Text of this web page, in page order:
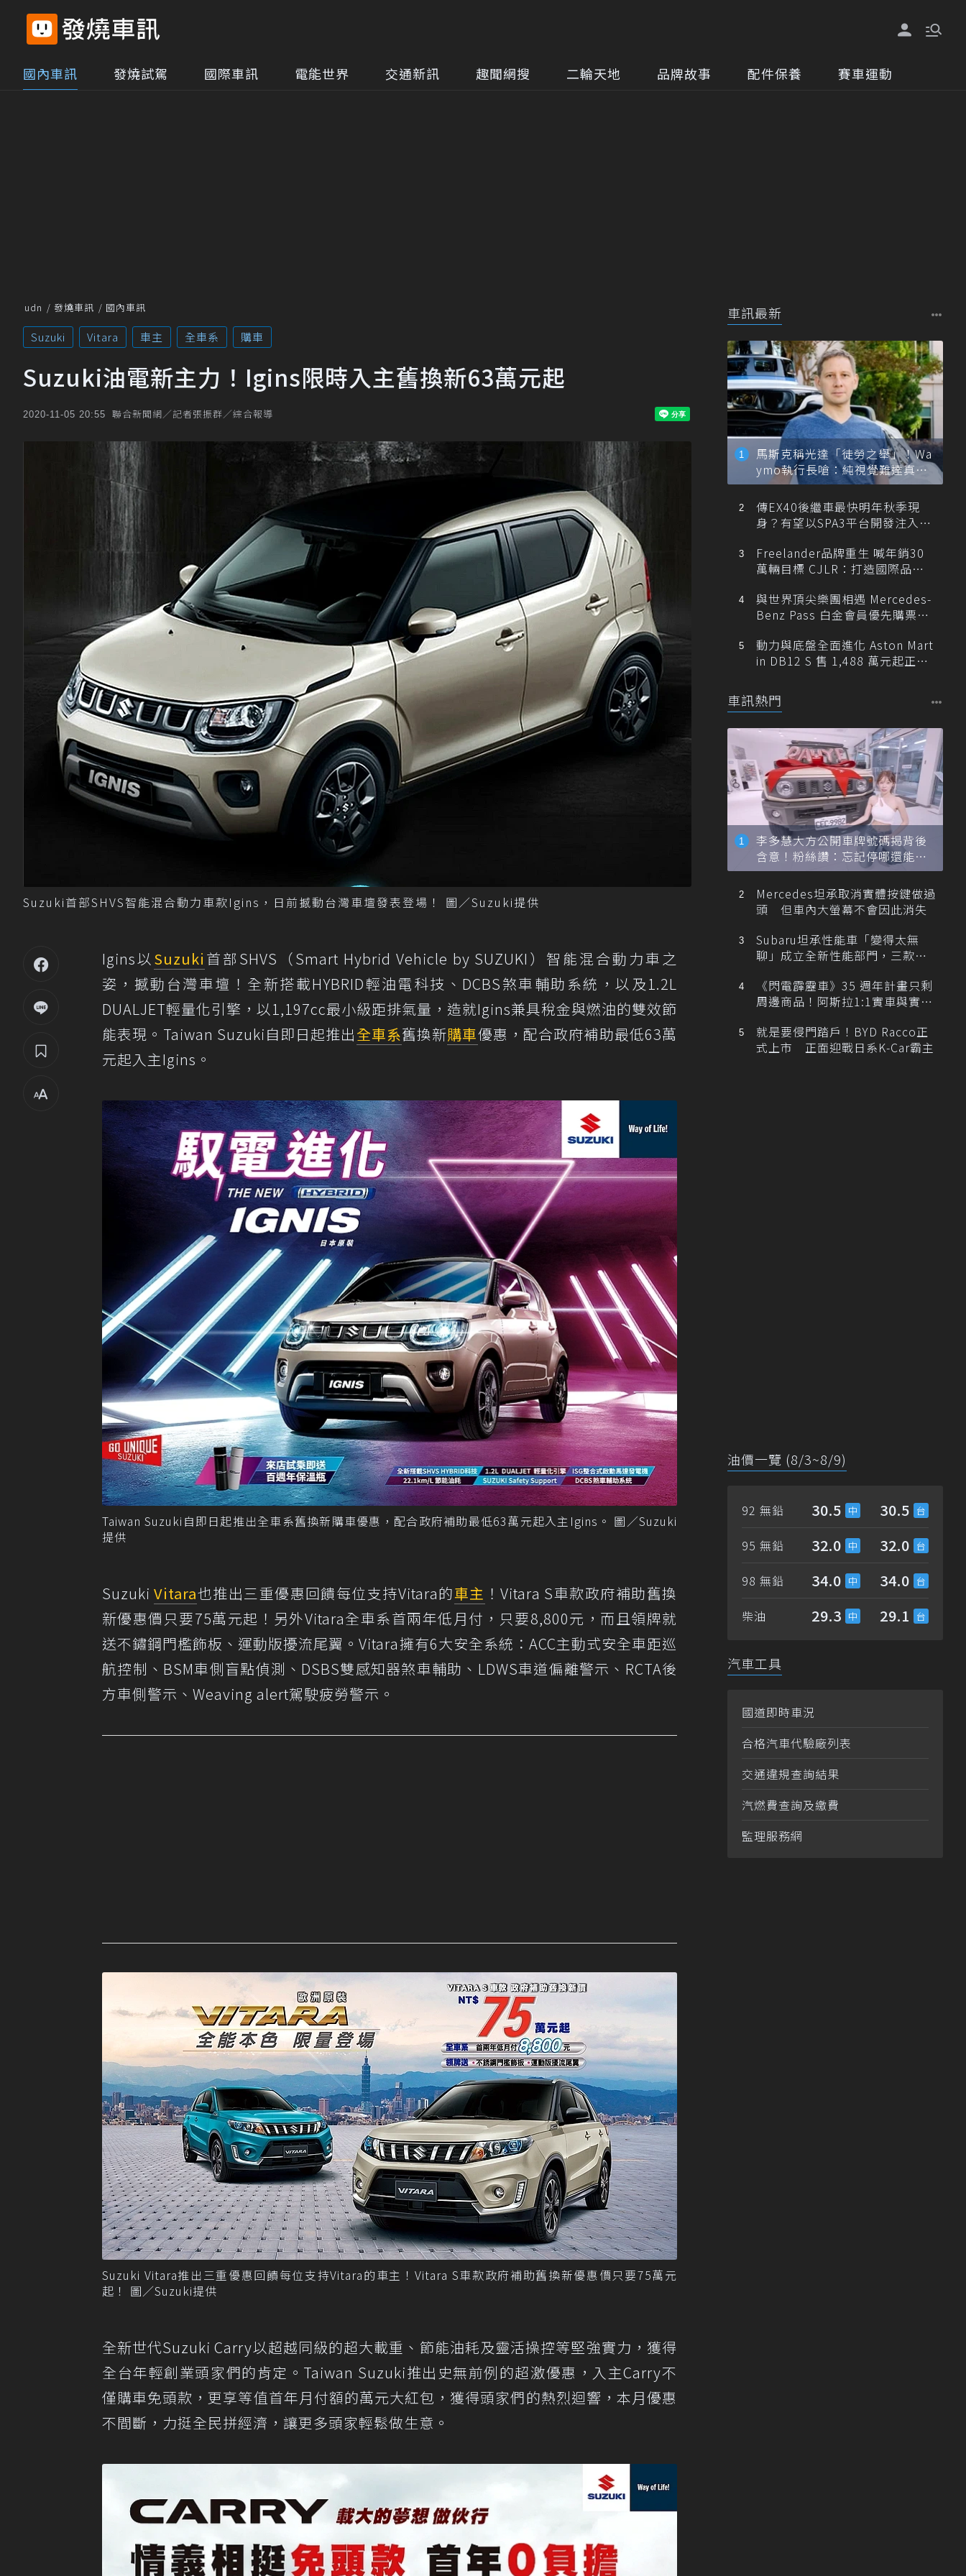
國內車訊 發燒試駕 國際車訊 電能世界 交通新訊 趣聞網搜 二輪天地 品牌故事 配件保養 賽車運動
udn 發燒車訊 國內車訊
Suzuki Vitara 車主 全車系 購車
Suzuki油電新主力！Igins限時入主舊換新63萬元起
2020-11-05 20:55 聯合新聞網／記者張振群／綜合報導
Suzuki首部SHVS智能混合動力車款Igins，日前撼動台灣車壇發表登場！ 圖／Suzuki提供
Igins以Suzuki 首部SHVS（Smart Hybrid Vehicle by SUZUKI）智能混合動力車之
姿，撼動台灣車壇！全新搭載HYBRID輕油電科技、DCBS煞車輔助系統，以及1.2L
DUALJET輕量化引擎，以1,197cc最小級距排氣量，造就Igins兼具稅金與燃油的雙效節
能表現。Taiwan Suzuki自即日起推出全車系舊換新購車優惠，配合政府補助最低63萬
元起入主Igins。
Taiwan Suzuki自即日起推出全車系舊換新購車優惠，配合政府補助最低63萬元起入主Igins。 圖／Suzuki
提供
SuzukiVitara也推出三重優惠回饋每位支持Vitara的車主 ！Vitara S車款政府補助舊換
新優惠價只要75萬元起！另外Vitara全車系首兩年低月付，只要8,800元，而且領牌就
送不鏽鋼門檻飾板、運動版擾流尾翼。Vitara擁有6大安全系統：ACC主動式安全車距巡
航控制、BSM車側盲點偵測、DSBS雙感知器煞車輔助、LDWS車道偏離警示、RCTA後
方車側警示、Weaving alert駕駛疲勞警示。
Suzuki Vitara推出三重優惠回饋每位支持Vitara的車主！Vitara S車款政府補助舊換新優惠價只要75萬元
起！ 圖／Suzuki提供
全新世代Suzuki Carry以超越同級的超大載重、節能油耗及靈活操控等堅強實力，獲得
全台年輕創業頭家們的肯定。Taiwan Suzuki推出史無前例的超激優惠，入主Carry不
僅購車免頭款，更享等值首年月付額的萬元大紅包，獲得頭家們的熱烈迴響，本月優惠
不間斷，力挺全民拼經濟，讓更多頭家輕鬆做生意。
車訊最新
馬斯克稱光達「徒勞之舉」！Wa
ymo執行長嗆：純視覺難達真正
自動駕駛
傳EX40後繼車最快明年秋季現
身？有望以SPA3平台開發注入80
Freelander品牌重生 喊年銷30
萬輛目標 CJLR：打造國際品牌
與世界頂尖樂團相遇 Mercedes-
Benz Pass 白金會員優先購票維
動力與底盤全面進化 Aston Mart
in DB12 S 售 1,488 萬元起正式
車訊熱門
李多慧大方公開車牌號碼揭背後
含意！粉絲讚：忘記停哪還能幫
忙找車
Mercedes坦承取消實體按鍵做過
頭 但車內大螢幕不會因此消失
Subaru坦承性能車「變得太無
聊」成立全新性能部門，三款手
《閃電霹靂車》35 週年計畫只剩
周邊商品！阿斯拉1:1實車與實體
就是要侵門踏戶！BYD Racco正
式上市 正面迎戰日系K-Car霸主
油價一覽 (8/3~8/9)
92 無鉛 30.5 30.5
95 無鉛 32.0 32.0
98 無鉛 34.0 34.0
柴油 29.3 29.1
汽車工具
國道即時車況
合格汽車代驗廠列表
交通違規查詢結果
汽燃費查詢及繳費
監理服務網